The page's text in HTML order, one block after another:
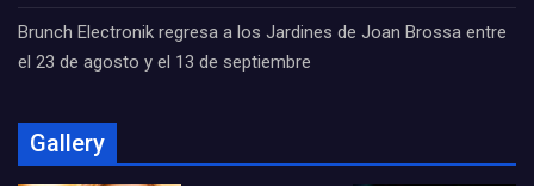
Brunch Electronik regresa a los Jardines de Joan Brossa entre
el 23 de agosto y el 13 de septiembre
Gallery